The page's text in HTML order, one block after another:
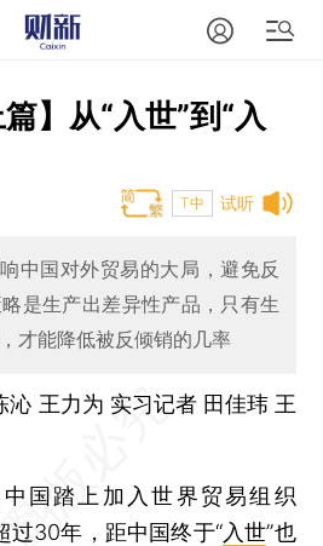
篇】从“入世”到“入
试听
T中
中国对外贸易的大局，避免反
是生产出差异性产品，只有生
才能降低被反倾销的几率
沁 王力为 实习记者 田佳玮 王
踏上加入世界贸易组织
过30年，距中国终于“入世”也